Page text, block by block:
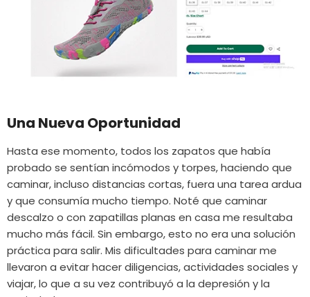
Una Nueva Oportunidad
Hasta ese momento, todos los zapatos que había
probado se sentían incómodos y torpes, haciendo que
caminar, incluso distancias cortas, fuera una tarea ardua
y que consumía mucho tiempo. Noté que caminar
descalzo o con zapatillas planas en casa me resultaba
mucho más fácil. Sin embargo, esto no era una solución
práctica para salir. Mis dificultades para caminar me
llevaron a evitar hacer diligencias, actividades sociales y
viajar, lo que a su vez contribuyó a la depresión y la